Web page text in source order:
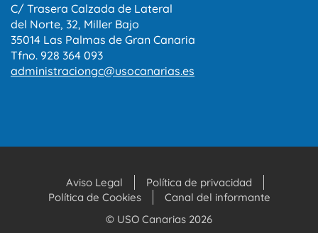
C/ Trasera Calzada de Lateral
del Norte, 32, Miller Bajo
35014 Las Palmas de Gran Canaria
Tfno. 928 364 093
administraciongc@usocanarias.es
Aviso Legal
Política de privacidad
Política de Cookies
Canal del informante
© USO Canarias 2026